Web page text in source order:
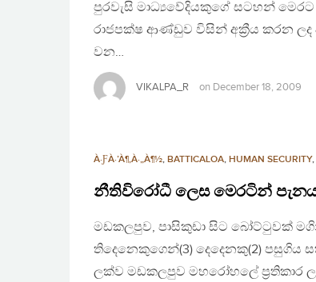
පුරවැසි මාධ්‍යවේදියකුගේ සටහන්
රාජපක්ෂ ආණ්ඩුව විසින් අක්‍රීය කරන
වන…
VIKALPA_R on December 18, 2009
À·ƑÀ·’À¶‚À·„À¶½, BATTICALOA, HUMAN SECURITY,
නීතිවිරෝධී ලෙස මෙරටින්
මඩකලපුව, පාසිකුඩා සිට බෝට්ටුවක්
තිදෙනෙකුගෙන්(3) දෙදෙනකු(2)
ලක්ව මඩකලපුව මහරෝහලේ ප්‍රතිකාර